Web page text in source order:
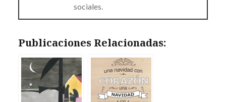
sociales.
Publicaciones Relacionadas: